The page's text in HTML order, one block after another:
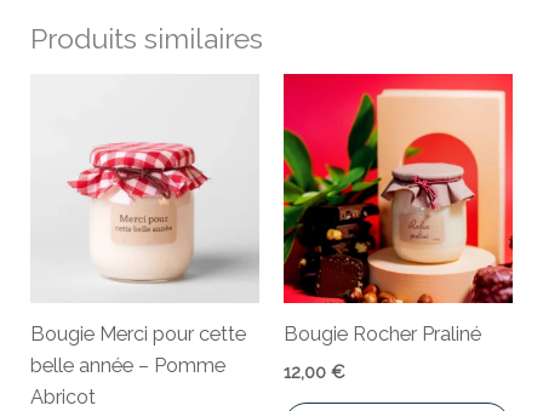
Produits similaires
Bougie Merci pour cette
belle année – Pomme
Abricot
Bougie Rocher Praliné
12,00 €